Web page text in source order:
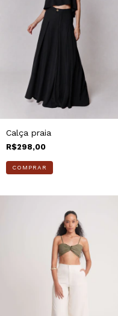
Calça praia
R$298,00
COMPRAR